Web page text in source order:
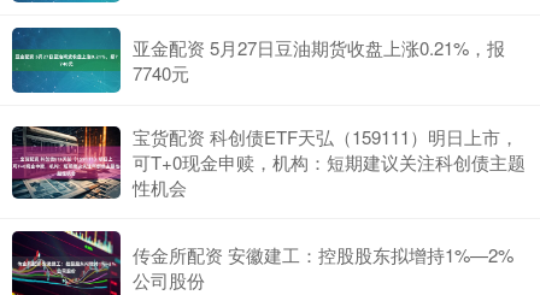
亚金配资 5月27日豆油期货收盘上涨0.21%，报
7740元
宝货配资 科创债ETF天弘（159111）明日上市，
可T+0现金申赎，机构：短期建议关注科创债主题
性机会
传金所配资 安徽建工：控股股东拟增持1%—2%
公司股份